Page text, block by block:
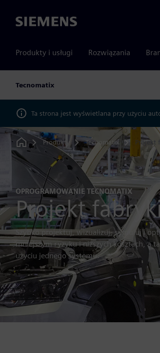
Siemens
Produkty i usługi Rozwiązania
Tecnomatix
Ta strona jest wyświetlana przy użyciu
Home
Produkty Tecnomatix Projekt
OPROGRAMOWANIE TECNOMATIX
Projekt
Szybko projektuj, wizualizuj, symuluj i
mniejszym ryzyku i niższych kosztach, a
użyciu jednego systemu.